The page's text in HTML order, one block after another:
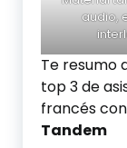
audio,
Te resumo
top 3 de
francés
Tandem